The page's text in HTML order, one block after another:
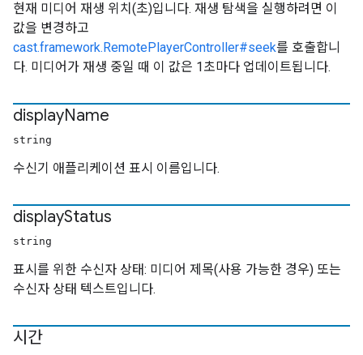
현재 미디어 재생 위치(초)입니다. 재생 탐색을 실행하려면 이
값을 변경하고
cast.framework.RemotePlayerController#seek를 호출합니
다. 미디어가 재생 중일 때 이 값은 1초마다 업데이트됩니다.
displayName
string
수신기 애플리케이션 표시 이름입니다.
displayStatus
string
표시를 위한 수신자 상태: 미디어 제목(사용 가능한 경우) 또는
수신자 상태 텍스트입니다.
시간